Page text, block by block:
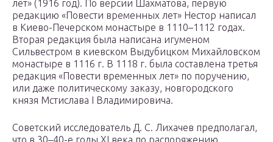
лет» (1916 год). По версии Шахматова, первую
редакцию «Повести временных лет» Нестор написал
в Киево-Печерском монастыре в 1110–1112 годах.
Вторая редакция была написана игуменом
Сильвестром в киевском Выдубицком Михайловском
монастыре в 1116 г. В 1118 г. была составлена третья
редакция «Повести временных лет» по поручению,
или даже политическому заказу, новгородского
князя Мстислава I Владимировича.
Советский исследователь Д. С. Лихачев предполагал,
что в 30–40-е годы XI века по распоряжению